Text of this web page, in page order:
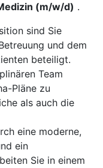
(m/w/d) .
sind Sie
und dem
beteiligt.
Team
Pläne zu
als auch die
eine moderne,
ein
Sie in einem